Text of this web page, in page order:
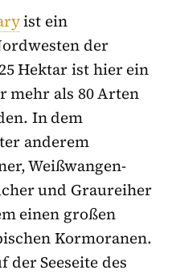
ist ein
der
Hektar ist hier ein
mehr als 80 Arten
In dem
anderem
Weißwangen-
und Graureiher
einen großen
Kormoranen.
der Seeseite des